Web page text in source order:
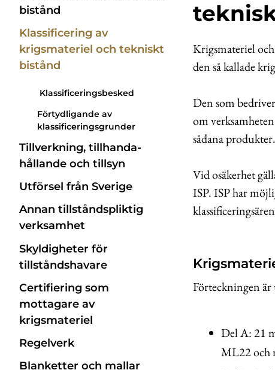
bistånd
Klassificering av
krigsmateriel och tekniskt
bistånd
Klassificerings­besked
Förtydligande av
klassificeringsgrunder
Tillverkning, till­handa­
hållande och tillsyn
Utförsel från Sverige
Annan tillstånds­pliktig
verksamhet
Skyldigheter för
tillståndshavare
Certifiering som
mottagare av
krigsmateriel
Regelverk
Blanketter och mallar
Krigsmateriel
den så kallade
Den som
om
sådana produkter.
Vid osäkerhet
ISP. ISP har
Förteckningen är
Del A: 21
ML22 och